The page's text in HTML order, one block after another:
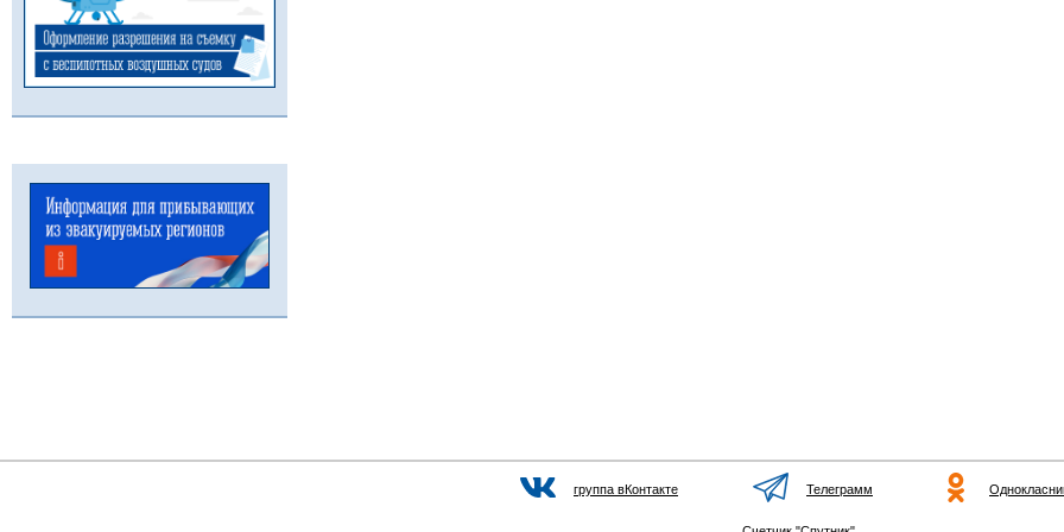
группа вКонтакте Телеграмм